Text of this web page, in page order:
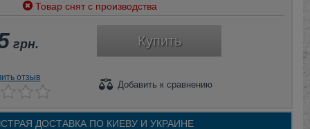
Товар снят с производства
грн. Купить
отзыв
Добавить к сравнению
ДОСТАВКА ПО КИЕВУ И УКРАИНЕ